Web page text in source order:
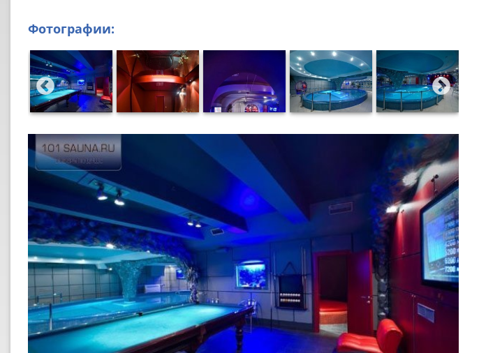
Фотографии: